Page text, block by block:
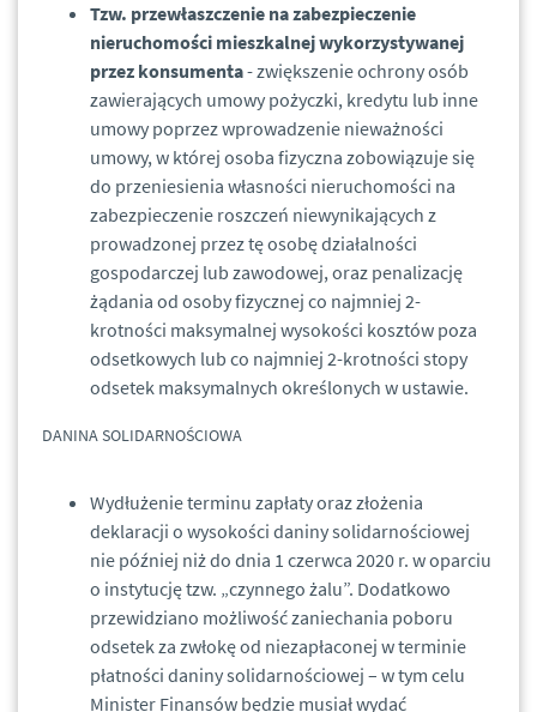
Tzw. przewłaszczenie na zabezpieczenie
nieruchomości mieszkalnej wykorzystywanej
przez konsumenta- zwiększenie ochrony osób
zawierających umowy pożyczki, kredytu lub inne
umowy poprzez wprowadzenie nieważności
umowy, w której osoba fizyczna zobowiązuje się
do przeniesienia własności nieruchomości na
zabezpieczenie roszczeń niewynikających z
prowadzonej przez tę osobę działalności
gospodarczej lub zawodowej, oraz penalizację
żądania od osoby fizycznej co najmniej 2-
krotności maksymalnej wysokości kosztów poza
odsetkowych lub co najmniej 2-krotności stopy
odsetek maksymalnych określonych w ustawie.
DANINA SOLIDARNOŚCIOWA
Wydłużenie terminu zapłaty oraz złożenia
deklaracji o wysokości daniny solidarnościowej
nie później niż do dnia 1 czerwca 2020 r. w oparciu
o instytucję tzw. „czynnego żalu”. Dodatkowo
przewidziano możliwość zaniechania poboru
odsetek za zwłokę od niezapłaconej w terminie
płatności daniny solidarnościowej – w tym celu
Minister Finansów będzie musiał wydać